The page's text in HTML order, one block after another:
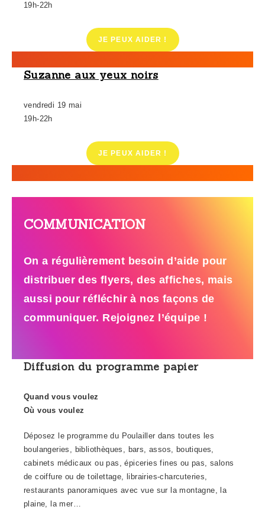
19h-22h
JE PEUX AIDER !
Suzanne aux yeux noirs
vendredi 19 mai
19h-22h
JE PEUX AIDER !
COMMUNICATION
On a régulièrement besoin d’aide pour
distribuer des flyers, des affiches, mais
aussi pour réfléchir à nos façons de
communiquer. Rejoignez l’équipe !
Diffusion du programme papier
Quand vous voulez
Où vous voulez
Déposez le programme du Poulailler dans toutes les
boulangeries, bibliothèques, bars, assos, boutiques,
cabinets médicaux ou pas, épiceries fines ou pas, salons
de coiffure ou de toilettage, librairies-charcuteries,
restaurants panoramiques avec vue sur la montagne, la
plaine, la mer…